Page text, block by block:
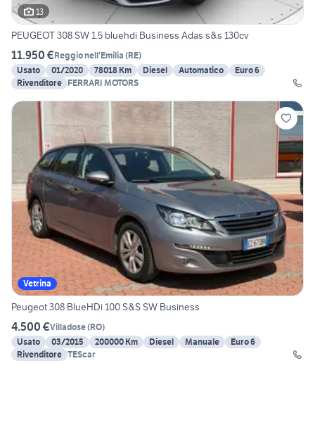
13
PEUGEOT 308 SW 1.5 bluehdi Business Adas s&s 130cv
11.950 €Reggio nell'Emilia (RE)
Usato
01/2020 78018 Km Diesel Automatico
Euro 6
Rivenditore FERRARI MOTORS
Vetrina
Peugeot 308 BlueHDi 100 S&S SW Business
4.500 €Villadose(RO)
Usato
03/2015 200000 Km Diesel Manuale
Euro 6
Rivenditore TEScar